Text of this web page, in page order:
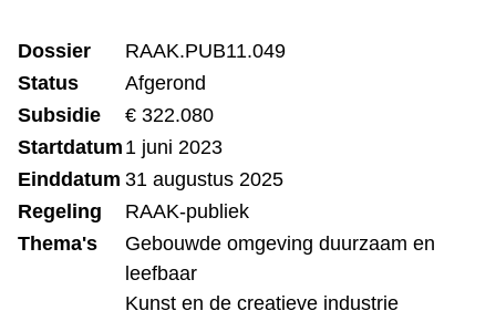
Dossier
RAAK.PUB11.049
Status
Afgerond
Subsidie
€ 322.080
Startdatum 1 juni 2023
Einddatum 31 augustus 2025
Regeling
RAAK-publiek
Thema's
Gebouwde omgeving duurzaam en
leefbaar
Kunst en de creatieve industrie